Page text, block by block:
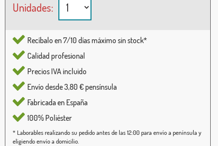
Unidades:
Recíbalo en 7/10 días máximo sin stock*
Calidad profesional
Precios IVA incluido
Envío desde 3,80 € pensínsula
Fabricada en España
100% Poliéster
* Laborables realizando su pedido antes de las 12:00 para envío a península y
eligiendo envío a domicilio.